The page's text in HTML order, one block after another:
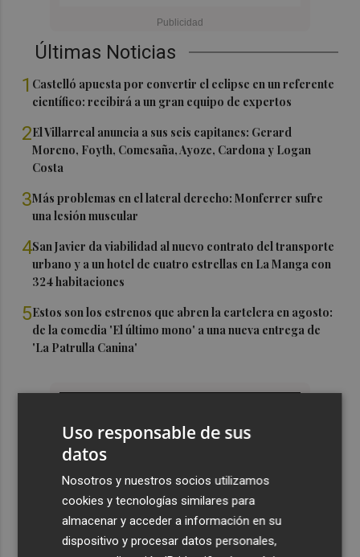
Últimas Noticias
1 Castelló apuesta por convertir el eclipse en un referente
científico: recibirá a un gran equipo de expertos
2El Villarreal anuncia a sus seis capitanes: Gerard
Moreno, Foyth, Comesaña, Ayoze, Cardona y Logan
Costa
3Más problemas en el lateral derecho: Monferrer sufre
una lesión muscular
4San Javier da viabilidad al nuevo contrato del transporte
urbano y a un hotel de cuatro estrellas en La Manga con
324 habitaciones
5Estos son los estrenos que abren la cartelera en agosto:
de la comedia 'El último mono' a una nueva entrega de
'La Patrulla Canina'
Uso responsable de sus
datos
Nosotros y nuestros socios utilizamos
cookies y tecnologías similares para
almacenar y acceder a información en su
dispositivo y procesar datos personales,